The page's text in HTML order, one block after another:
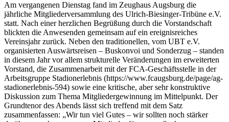
Am vergangenen Dienstag fand im Zeughaus Augsburg die
jährliche Mitgliederversammlung des Ulrich-Biesinger-Tribüne e.V.
statt. Nach einer herzlichen Begrüßung durch die Vorstandschaft
blickten die Anwesenden gemeinsam auf ein ereignisreiches
Vereinsjahr zurück. Neben den traditionellen, vom UBT e.V.
organisierten Auswärtsreisen – Buskonvoi und Sonderzug – standen
in diesem Jahr vor allem strukturelle Veränderungen im erweiterten
Vorstand, die Zusammenarbeit mit der FCA-Geschäftsstelle in der
Arbeitsgruppe Stadionerlebnis (https://www.fcaugsburg.de/page/ag-
stadionerlebnis-594) sowie eine kritische, aber sehr konstruktive
Diskussion zum Thema Mitgliedergewinnung im Mittelpunkt. Der
Grundtenor des Abends lässt sich treffend mit dem Satz
zusammenfassen: „Wir tun viel Gutes – wir sollten noch stärker